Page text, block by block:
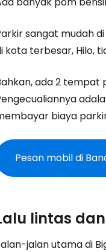
sangat mudah
kota terbesar, Hilo,
ada 2 tempat
biaya
Pesan mobil di
lintas
jalan utama di